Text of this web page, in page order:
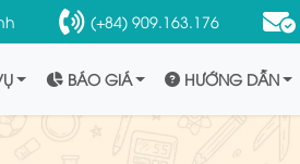
(+84) 909.163.176
BÁO GIÁ HƯỚNG DẪN